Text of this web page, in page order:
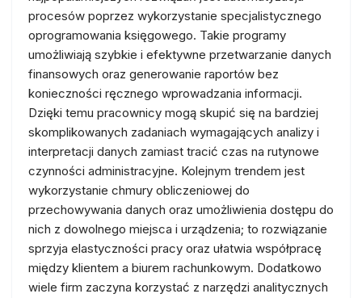
procesów poprzez wykorzystanie specjalistycznego
oprogramowania księgowego. Takie programy
umożliwiają szybkie i efektywne przetwarzanie danych
finansowych oraz generowanie raportów bez
konieczności ręcznego wprowadzania informacji.
Dzięki temu pracownicy mogą skupić się na bardziej
skomplikowanych zadaniach wymagających analizy i
interpretacji danych zamiast tracić czas na rutynowe
czynności administracyjne. Kolejnym trendem jest
wykorzystanie chmury obliczeniowej do
przechowywania danych oraz umożliwienia dostępu do
nich z dowolnego miejsca i urządzenia; to rozwiązanie
sprzyja elastyczności pracy oraz ułatwia współpracę
między klientem a biurem rachunkowym. Dodatkowo
wiele firm zaczyna korzystać z narzędzi analitycznych